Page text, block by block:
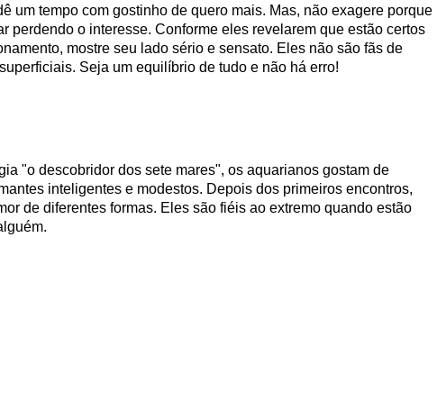
um tempo com gostinho de quero mais. Mas, não exagere porque
perdendo o interesse. Conforme eles revelarem que estão certos
mostre seu lado sério e sensato. Eles não são fãs de
Seja um equilíbrio de tudo e não há erro!
"o descobridor dos sete mares", os aquarianos gostam de
inteligentes e modestos. Depois dos primeiros encontros,
de diferentes formas. Eles são fiéis ao extremo quando estão